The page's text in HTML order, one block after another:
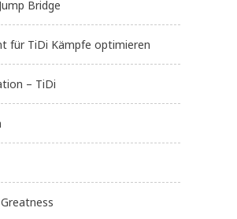
Bridge
für TiDi Kämpfe optimieren
– TiDi